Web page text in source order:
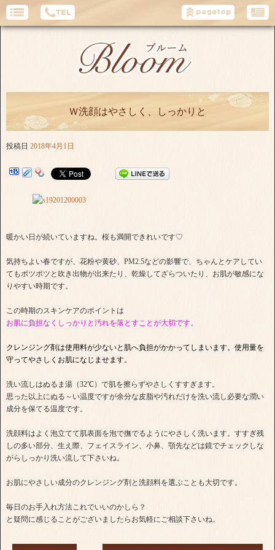
Ｗ洗顔はやさしく、しっかりと
投稿日 2018年4月1日
暖かい日が続いていますね。桜も満開できれいです♡
気持ちよい春ですが、花粉や黄砂、PM2.5などの影響で、ちゃんとケアしてい
てもポツポツと吹き出物が出来たり、乾燥してざらついたり、お肌が敏感にな
りやすい時期です。
この時期のスキンケアのポイントは
お肌に負担なくしっかりと汚れを落とすことが大切です。
クレンジング剤は使用料が少ないと肌へ負担がかかってしまいます。 使用量を
守ってやさしくお肌になじませます。
洗い流しはぬるま湯（32℃）で肌を擦らずやさしくすすぎます。
思った以上にぬる～い温度ですが余分な皮脂や汚れだけを洗い流し必要な潤い
成分を保てる温度です。
洗顔料はよく泡立てて肌表面を泡で撫でるようにやさしく洗います。すすぎ残
しの多い部分、生え際、フェイスライン、小鼻、顎先などは鏡でチェックしな
がらしっかり洗い流して下さいね。
お肌にやさしい成分のクレンジング剤と洗顔料を選ぶことも大切です。
毎日のお手入れ方法これでいいのかしら？
と疑問に感じることがございましたらお気軽にご相談下さいね。